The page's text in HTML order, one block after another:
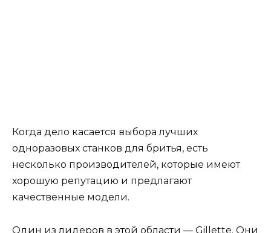
Когда дело касается выбора лучших
одноразовых станков для бритья, есть
несколько производителей, которые имеют
хорошую репутацию и предлагают
качественные модели.
Один из лидеров в этой области — Gillette. Они